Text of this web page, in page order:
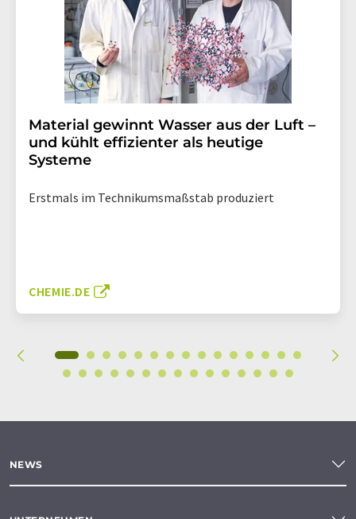
Material gewinnt Wasser aus der Luft –
und kühlt effizienter als heutige
Systeme
Erstmals im Technikumsmaßstab produziert
CHEMIE.DE
NEWS